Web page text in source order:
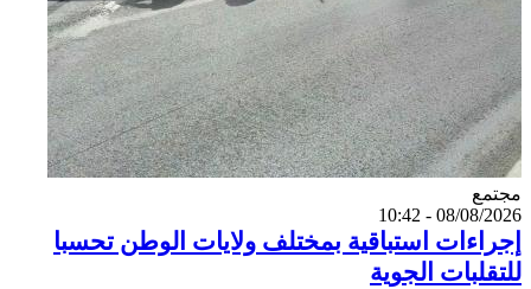
Catégorie
مجتمع
08/08/2026 - 10:42
إجراءات استباقية بمختلف ولايات الوطن تحسبا
للتقلبات الجوية